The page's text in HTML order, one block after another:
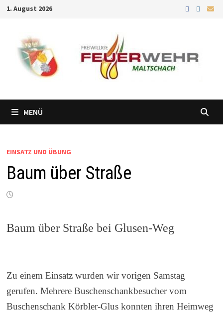
Zum1. August 2026
MENÜ
EINSATZ UND ÜBUNG
Baum über Straße
Baum über Straße bei Glusen-Weg
Zu einem Einsatz wurden wir vorigen Samstag
gerufen. Mehrere Buschenschankbesucher vom
Buschenschank Körbler-Glus konnten ihren Heimweg